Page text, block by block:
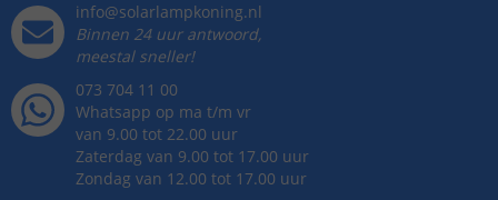
info@solarlampkoning.nl
Binnen 24 uur antwoord,
meestal sneller!
073 704 11 00
Whatsapp op ma t/m vr
van 9.00 tot 22.00 uur
Zaterdag van 9.00 tot 17.00 uur
Zondag van 12.00 tot 17.00 uur